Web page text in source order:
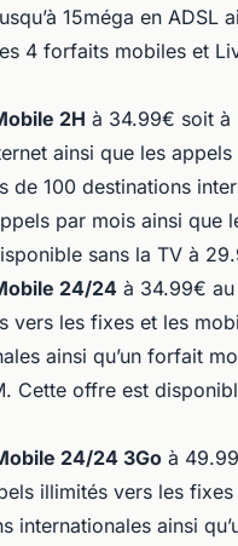
15méga en ADSL
4 forfaits mobiles et
2H à 34.99€ soit à
ainsi que les
de 100 destinations
par mois ainsi que
sans la TV à
24/24 à 34.99€
vers les fixes et les
ainsi qu’un forfait
Cette offre est
24/24 3Go à
illimités vers les
internationales ainsi